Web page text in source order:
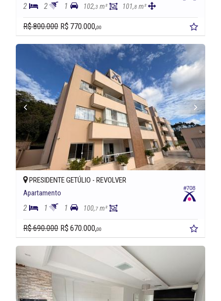
2 2 1 102,3 m² 101,8 m²
R$ 800.000 R$ 770.000,00
#708
PRESIDENTE GETÚLIO - REVOLVER
Apartamento
2 1 1 100,7 m²
R$ 690.000 R$ 670.000,00